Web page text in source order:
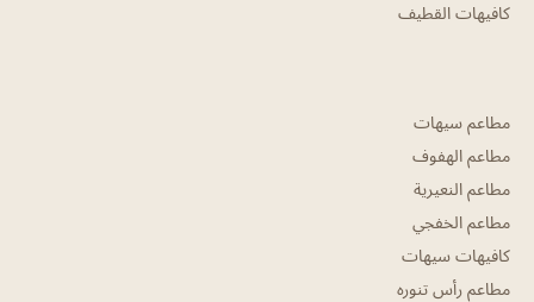
كافيهات القطيف
مطاعم سيهات
مطاعم الهفوف
مطاعم النعيرية
مطاعم الخفجي
كافيهات سيهات
مطاعم رأس تنوره